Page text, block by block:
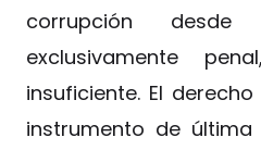
corrupción desde
exclusivamente
insuficiente. El
instrumento de